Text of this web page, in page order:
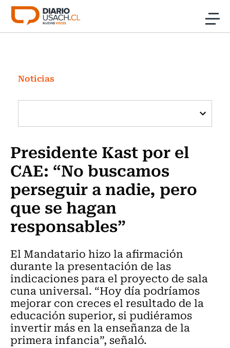
Click acá para ir directamente al contenido
Investigación
Cultura
Programas Radio y TV Usach
Noticias
Presidente Kast por el
CAE: “No buscamos
perseguir a nadie, pero
que se hagan
responsables”
El Mandatario hizo la afirmación
durante la presentación de las
indicaciones para el proyecto de sala
cuna universal. “Hoy día podríamos
mejorar con creces el resultado de la
educación superior, si pudiéramos
invertir más en la enseñanza de la
primera infancia”, señaló.